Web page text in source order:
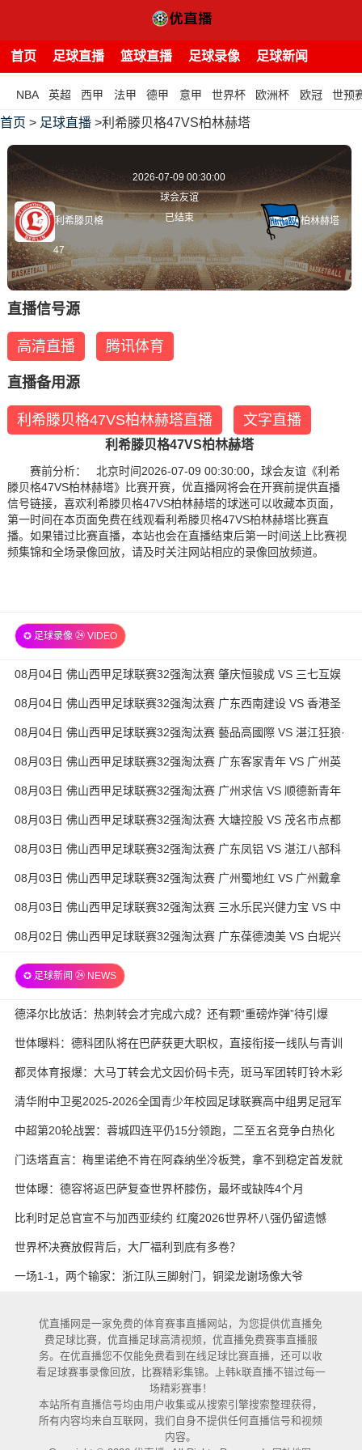
首页 足球直播 篮球直播 足球录像 足球新闻
NBA 英超 西甲 法甲 德甲 意甲 世界杯 欧洲杯 欧冠 世预
首页 > 足球直播 >利希滕贝格47VS柏林赫塔
利希滕贝格
47
2026-07-09 00:30:00
球会友谊
已结束
柏林赫塔
直播信号源
高清直播 腾讯体育
直播备用源
利希滕贝格47VS柏林赫塔直播 文字直播
利希滕贝格47VS柏林赫塔
赛前分析： 北京时间2026-07-09 00:30:00，球会友谊《利希
滕贝格47VS柏林赫塔》比赛开赛，优直播网将会在开赛前提供直播
信号链接，喜欢利希滕贝格47VS柏林赫塔的球迷可以收藏本页面，
第一时间在本页面免费在线观看利希滕贝格47VS柏林赫塔比赛直
播。如果错过比赛直播，本站也会在直播结束后第一时间送上比赛视
频集锦和全场录像回放，请及时关注网站相应的录像回放频道。
✪ 足球录像 ㉔ VIDEO
08月04日 佛山西甲足球联赛32强淘汰赛 肇庆恒骏成 VS 三七互娱
全场录像
08月04日 佛山西甲足球联赛32强淘汰赛 广东西南建设 VS 香港圣
徒 全场录像
08月04日 佛山西甲足球联赛32强淘汰赛 藝品高國際 VS 湛江狂狼·
粵辉能源 全场录像
08月03日 佛山西甲足球联赛32强淘汰赛 广东客家青年 VS 广州英
华思力U17 全场录像
08月03日 佛山西甲足球联赛32强淘汰赛 广州求信 VS 顺德新青年
全场录像
08月03日 佛山西甲足球联赛32强淘汰赛 大塘控股 VS 茂名市点都
得 全场录像
08月03日 佛山西甲足球联赛32强淘汰赛 广东凤铝 VS 湛江八部科
技 全场录像
08月03日 佛山西甲足球联赛32强淘汰赛 广州蜀地红 VS 广州戴拿
模 全场录像
08月03日 佛山西甲足球联赛32强淘汰赛 三水乐民兴健力宝 VS 中
国澳门澳科精英 全场录像
08月02日 佛山西甲足球联赛32强淘汰赛 广东葆德澳美 VS 白坭兴
✪ 足球新闻 ㉔ NEWS
德泽尔比放话：热刺转会才完成六成？还有颗“重磅炸弹”待引爆
世体曝料：德科团队将在巴萨获更大职权，直接衔接一线队与青训
都灵体育报爆：大马丁转会尤文因价码卡壳，斑马军团转盯铃木彩
艳与维卡里奥
清华附中卫冕2025-2026全国青少年校园足球联赛高中组男足冠军
中超第20轮战罢：蓉城四连平仍15分领跑，二至五名竞争白热化
门迭塔直言：梅里诺绝不肯在阿森纳坐冷板凳，拿不到稳定首发就
考虑另寻出路
世体曝：德容将返巴萨复查世界杯膝伤，最坏或缺阵4个月
比利时足总官宣不与加西亚续约 红魔2026世界杯八强仍留遗憾
世界杯决赛放假背后，大厂福利到底有多卷？
一场1-1，两个输家：浙江队三脚射门，铜梁龙谢场像大爷
优直播网是一家免费的体育赛事直播网站，为您提供优直播免
费足球比赛，优直播足球高清视频，优直播免费赛事直播服
务。在优直播您不仅能免费看到在线足球比赛直播，还可以收
看足球赛事录像回放，比赛精彩集锦。上韩k联直播不错过每一
场精彩赛事！
本站所有直播信号均由用户收集或从搜索引擎搜索整理获得，
所有内容均来自互联网，我们自身不提供任何直播信号和视频
内容。